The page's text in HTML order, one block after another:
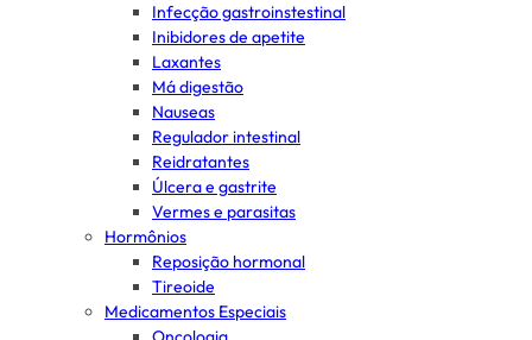
Infecção gastroinstestinal
Inibidores de apetite
Laxantes
Má digestão
Nauseas
Regulador intestinal
Reidratantes
Úlcera e gastrite
Vermes e parasitas
Hormônios
Reposição hormonal
Tireoide
Medicamentos Especiais